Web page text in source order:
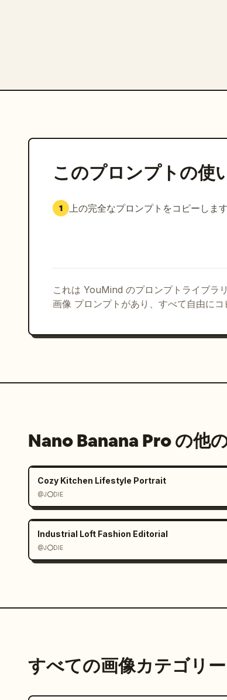
このプロンプトの使
1 上の完全なプロンプトをコピーします
これは YouMind のプロンプトライブラ
画像 プロンプトがあり、すべて自由にコ
Nano Banana Pro の他
Cozy Kitchen Lifestyle Portrait
@J⭕DIE
Industrial Loft Fashion Editorial
@J⭕DIE
すべての画像カテゴリー